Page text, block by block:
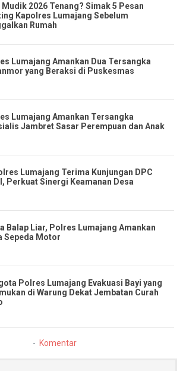
Mudik 2026 Tenang? Simak 5 Pesan
Kapolres Lumajang Sebelum
Rumah
Lumajang Amankan Dua Tersangka
yang Beraksi di Puskesmas
Lumajang Amankan Tersangka
Jambret Sasar Perempuan dan Anak
Lumajang Terima Kunjungan DPC
Perkuat Sinergi Keamanan Desa
Balap Liar, Polres Lumajang Amankan
Sepeda Motor
Polres Lumajang Evakuasi Bayi yang
di Warung Dekat Jembatan Curah
Komentar